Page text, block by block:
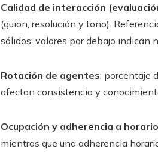
Calidad de interacción
(guion, resolución y tono).
sólidos; valores por debajo indican
Rotación de agentes: porcentaje
afectan consistencia y
Ocupación y adherencia a
mientras que una adherencia